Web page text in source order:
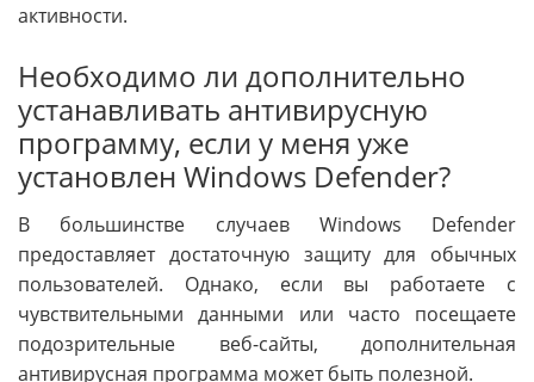
активности.
Необходимо ли дополнительно
устанавливать антивирусную
программу, если у меня уже
установлен Windows Defender?
В большинстве случаев Windows Defender
предоставляет достаточную защиту для обычных
пользователей. Однако, если вы работаете с
чувствительными данными или часто посещаете
подозрительные веб-сайты, дополнительная
антивирусная программа может быть полезной.